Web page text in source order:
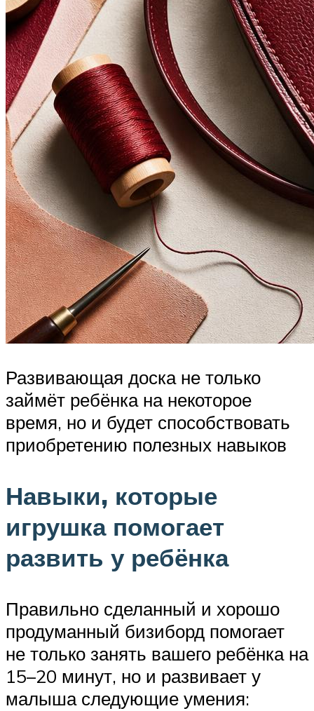
Развивающая доска не только
займёт ребёнка на некоторое
время, но и будет способствовать
приобретению полезных навыков
Навыки, которые
игрушка помогает
развить у ребёнка
Правильно сделанный и хорошо
продуманный бизиборд помогает
не только занять вашего ребёнка на
15–20 минут, но и развивает у
малыша следующие умения: